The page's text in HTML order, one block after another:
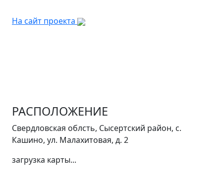
На сайт проекта
РАСПОЛОЖЕНИЕ
Свердловская облсть, Сысертский район, с.
Кашино, ул. Малахитовая, д. 2
загрузка карты...